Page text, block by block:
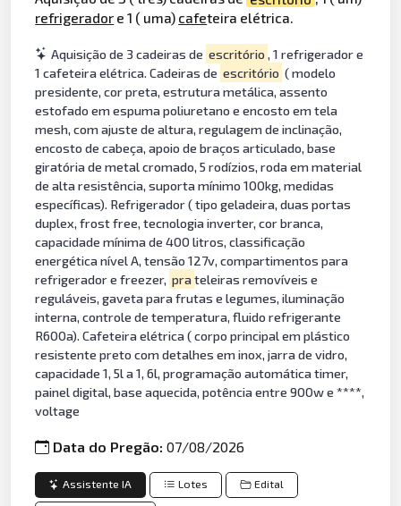
refrigerador e 1 ( uma) cafeteira elétrica.
Aquisição de 3 cadeiras de escritório , 1 refrigerador e
1 cafeteira elétrica. Cadeiras de escritório ( modelo
presidente, cor preta, estrutura metálica, assento
estofado em espuma poliuretano e encosto em tela
mesh, com ajuste de altura, regulagem de inclinação,
encosto de cabeça, apoio de braços articulado, base
giratória de metal cromado, 5 rodízios, roda em material
de alta resistência, suporta mínimo 100kg, medidas
específicas). Refrigerador ( tipo geladeira, duas portas
duplex, frost free, tecnologia inverter, cor branca,
capacidade mínima de 400 litros, classificação
energética nível A, tensão 127v, compartimentos para
refrigerador e freezer, prateleiras removíveis e
reguláveis, gaveta para frutas e legumes, iluminação
interna, controle de temperatura, fluido refrigerante
R600a). Cafeteira elétrica ( corpo principal em plástico
resistente preto com detalhes em inox, jarra de vidro,
capacidade 1, 5l a 1, 6l, programação automática timer,
painel digital, base aquecida, potência entre 900w e ****,
voltage
Data do Pregão:07/08/2026
Assistente IA Lotes Edital